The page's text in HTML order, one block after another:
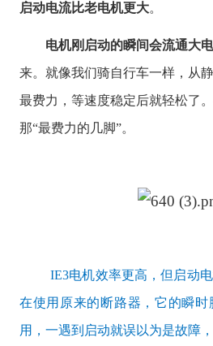
启动电流比老电机更大。
电机刚启动的瞬间会流通大
来。就像我们骑自行车一样，从
最费力，等速度稳定后就轻松了
那“最费力的几脚”。
IE3电机效率更高，但启动
在使用原来的断路器，它的瞬
用，一遇到启动就误以为是故障，